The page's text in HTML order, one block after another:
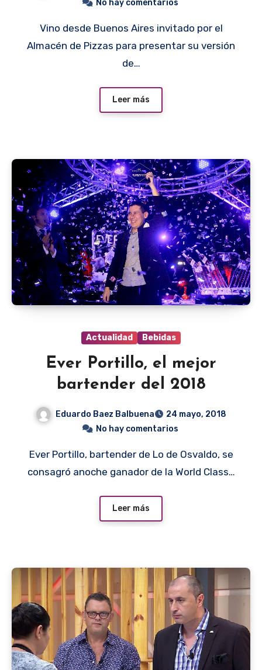
No hay comentarios
Vino desde Buenos Aires invitado por el
Almacén de Pizzas para presentar su versión
de…
Leer más
Actualidad Bebidas
Ever Portillo, el mejor
bartender del 2018
Eduardo Baez Balbuena
24 mayo, 2018
No hay comentarios
Ever Portillo, bartender de Lo de Osvaldo, se
consagró anoche ganador de la World Class…
Leer más